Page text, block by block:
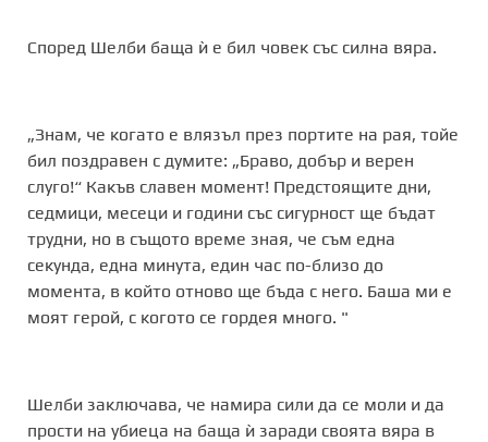
Според Шелби баща ѝ е бил човек със силна вяра.
„Знам, че когато е влязъл през портите на рая, тойе
бил поздравен с думите: „Браво, добър и верен
слуго!“ Какъв славен момент! Предстоящите дни,
седмици, месеци и години със сигурност ще бъдат
трудни, но в същото време зная, че съм една
секунда, една минута, един час по-близо до
момента, в който отново ще бъда с него. Баша ми е
моят герой, с когото се гордея много. "
Шелби заключава, че намира сили да се моли и да
прости на убиеца на баща ѝ заради своята вяра в